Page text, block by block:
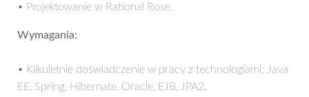
• Projektowanie w Rational Rose.
Wymagania:
• Kilkuletnie doświadczenie w pracy z technologiami: Java
EE, Spring, Hibernate, Oracle, EJB, JPA2.